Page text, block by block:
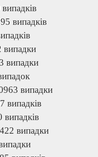
випадків
випадки
випадки
випадки
випадків
випадків
випадки